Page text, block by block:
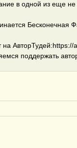
в одной из еще
Бесконечная
на
поддержать